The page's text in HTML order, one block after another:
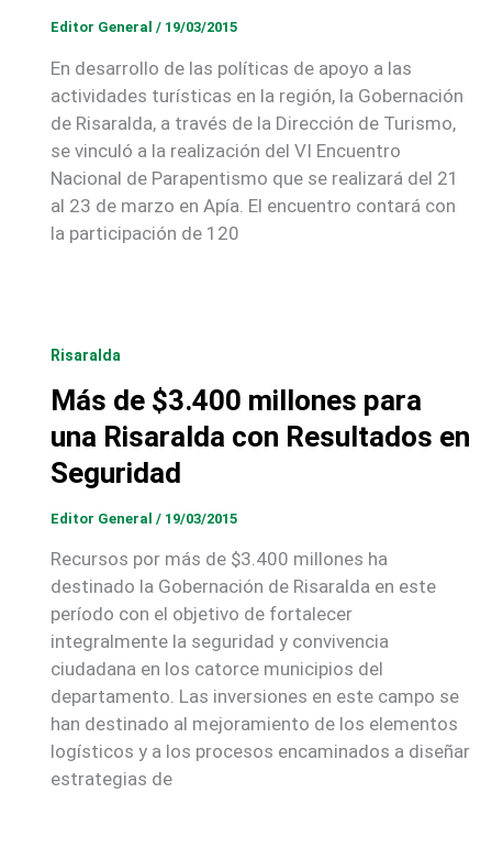
Editor General / 19/03/2015
En desarrollo de las políticas de apoyo a las
actividades turísticas en la región, la Gobernación
de Risaralda, a través de la Dirección de Turismo,
se vinculó a la realización del VI Encuentro
Nacional de Parapentismo que se realizará del 21
al 23 de marzo en Apía. El encuentro contará con
la participación de 120
Risaralda
Más de $3.400 millones para
una Risaralda con Resultados en
Seguridad
Editor General / 19/03/2015
Recursos por más de $3.400 millones ha
destinado la Gobernación de Risaralda en este
período con el objetivo de fortalecer
integralmente la seguridad y convivencia
ciudadana en los catorce municipios del
departamento. Las inversiones en este campo se
han destinado al mejoramiento de los elementos
logísticos y a los procesos encaminados a diseñar
estrategias de